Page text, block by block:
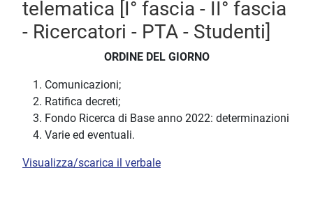
telematica [I° fascia - II° fascia
- Ricercatori - PTA - Studenti]
ORDINE DEL GIORNO
Comunicazioni;
Ratifica decreti;
Fondo Ricerca di Base anno 2022: determinazioni
Varie ed eventuali.
Visualizza/scarica il verbale